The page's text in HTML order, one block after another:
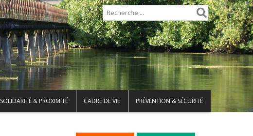
SOLIDARITÉ & PROXIMITÉ CADRE DE VIE PRÉVENTION & SÉCURITÉ